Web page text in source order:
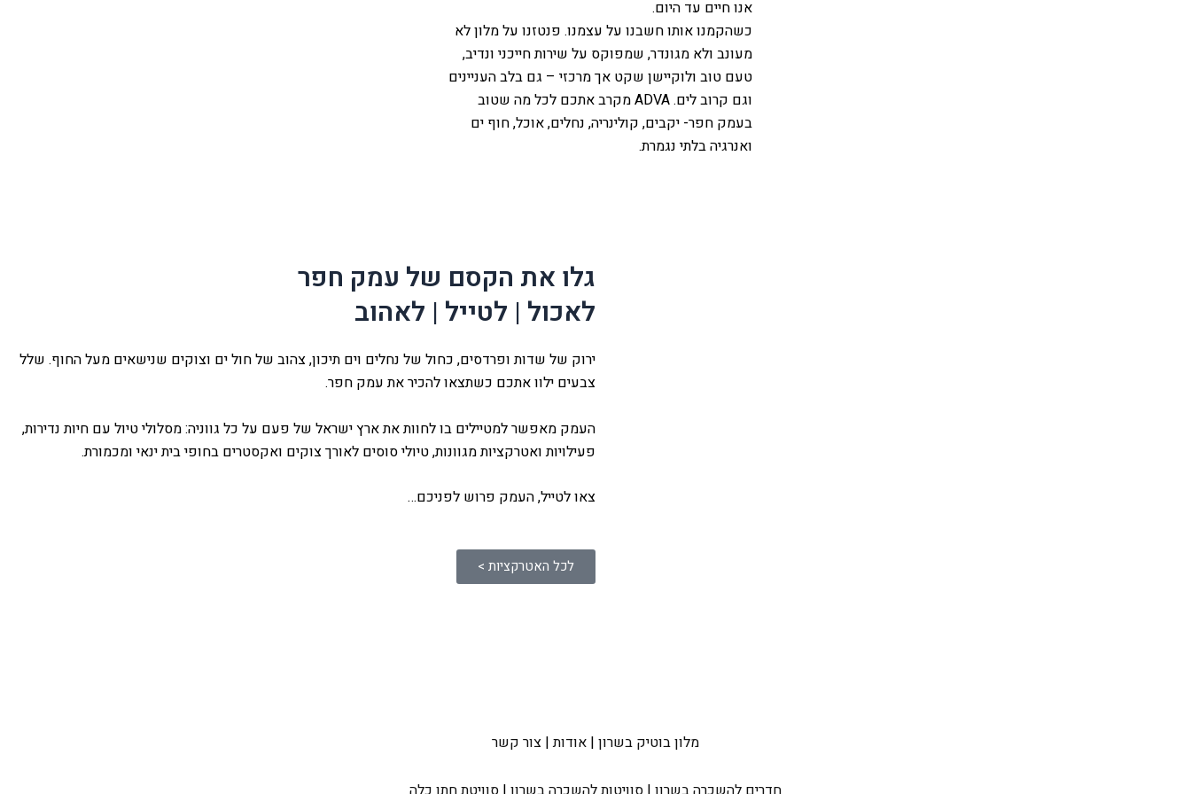
אנו חיים עד היום.
כשהקמנו אותו חשבנו על עצמנו. פנטזנו על מלון לא
מעונב ולא מגונדר, שמפוקס על שירות חייכני ונדיב,
טעם טוב ולוקיישן שקט אך מרכזי – גם בלב העניינים
וגם קרוב לים. ADVA מקרב אתכם לכל מה שטוב
בעמק חפר- יקבים, קולינריה, נחלים, אוכל, חוף ים
ואנרגיה בלתי נגמרת.
גלו את הקסם של עמק חפר
לאכול | לטייל | לאהוב
ירוק של שדות ופרדסים, כחול של נחלים וים תיכון, צהוב של חול ים וצוקים שנישאים מעל החוף. שלל
צבעים ילוו אתכם כשתצאו להכיר את עמק חפר.
העמק מאפשר למטיילים בו לחוות את ארץ ישראל של פעם על כל גווניה: מסלולי טיול עם חיות נדירות,
פעילויות ואטרקציות מגוונות, טיולי סוסים לאורך צוקים ואקסטרים בחופי בית ינאי ומכמורת.
צאו לטייל, העמק פרוש לפניכם…
לכל האטרקציות >
מלון בוטיק בשרון | אודות| צור קשר